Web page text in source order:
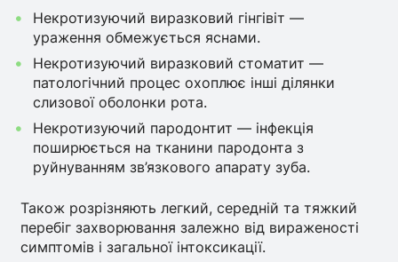
Некротизуючий виразковий гінгівіт —
ураження обмежується яснами.
Некротизуючий виразковий стоматит —
патологічний процес охоплює інші ділянки
слизової оболонки рота.
Некротизуючий пародонтит — інфекція
поширюється на тканини пародонта з
руйнуванням зв’язкового апарату зуба.
Також розрізняють легкий, середній та тяжкий
перебіг захворювання залежно від вираженості
симптомів і загальної інтоксикації.